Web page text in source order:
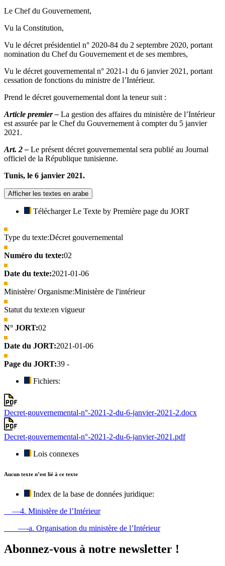
Le Chef du Gouvernement,
Vu la Constitution,
Vu le décret présidentiel n° 2020-84 du 2 septembre 2020, portant
nomination du Chef du Gouvernement et de ses membres,
Vu le décret gouvernemental n° 2021-1 du 6 janvier 2021, portant
cessation de fonctions du ministre de l’Intérieur.
Prend le décret gouvernemental dont la teneur suit :
Article premier – La gestion des affaires du ministère de l’Intérieur
est assurée par le Chef du Gouvernement à compter du 5 janvier
2021.
Art. 2 – Le présent décret gouvernemental sera publié au Journal
officiel de la République tunisienne.
Tunis, le 6 janvier 2021.
Afficher les textes en arabe
Télécharger Le Texte by Première page du JORT
Type du texte:Décret gouvernemental
Numéro du texte:02
Date du texte:2021-01-06
Ministère/ Organisme:Ministère de l'intérieur
Statut du texte:en vigueur
N° JORT:02
Date du JORT:2021-01-06
Page du JORT:39 -
Fichiers:
Decret-gouvernemental-n°-2021-2-du-6-janvier-2021-2.docx
Decret-gouvernemental-n°-2021-2-du-6-janvier-2021.pdf
Lois connexes
Aucun texte n’est lié à ce texte
Index de la base de données juridique:
—4. Ministère de l’Intérieur
—-a. Organisation du ministère de l’Intérieur
Abonnez-vous à notre newsletter !